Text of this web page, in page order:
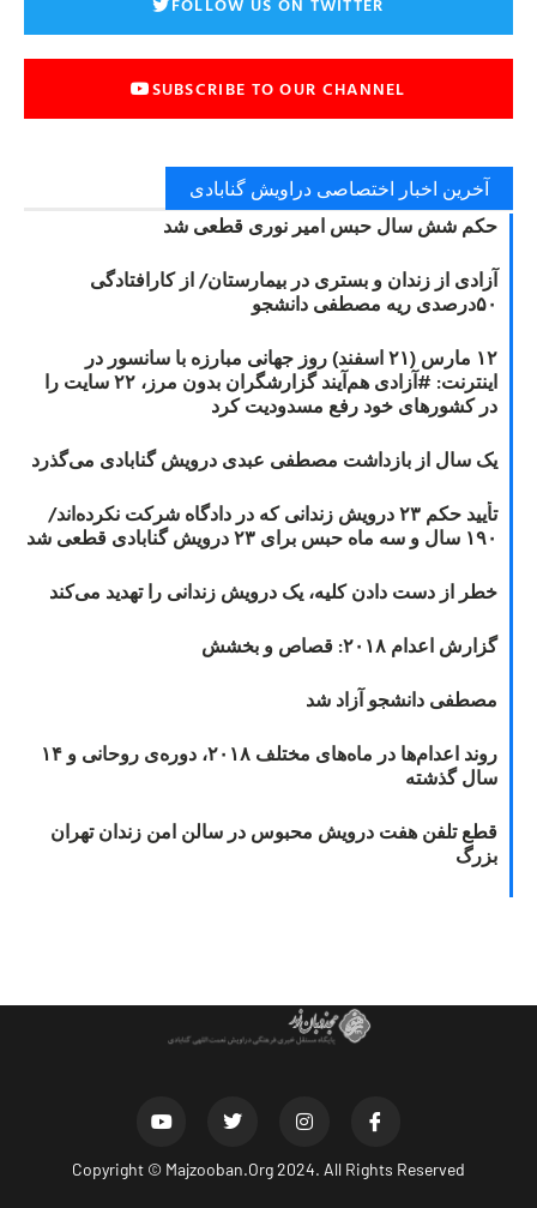
SUBSCRIBE TO OUR CHANNEL
آخرین اخبار اختصاصی دراویش گنابادی
حکم شش سال حبس امیر نوری قطعی شد
آزادی از زندان و بستری در بیمارستان/ از کارافتادگی
۵۰درصدی ریه مصطفی دانشجو
۱۲ مارس (۲۱ اسفند) روز جهانی مبارزه با سانسور در
اینترنت: #آزادی هم‌آیند گزارشگران‌ بدون مرز، ۲۲ سایت را
در کشورهای خود رفع مسدودیت کرد
یک سال از بازداشت مصطفی عبدی درویش گنابادی می‌گذرد
تأیید حکم ۲۳ درویش زندانی که در دادگاه شرکت نکرده‌اند/
۱۹۰ سال و سه ماه حبس برای ۲۳ درویش گنابادی قطعی شد
خطر از دست دادن کلیه، یک درویش زندانی را تهدید می‌کند
گزارش اعدام ۲۰۱۸: قصاص و بخشش
مصطفی دانشجو آزاد شد
روند اعدام‌ها در ماه‌های مختلف ۲۰۱۸، دوره‌ی روحانی و ۱۴
سال گذشته
قطع تلفن هفت درویش محبوس در سالن امن زندان تهران
بزرگ
Copyright © Majzooban.Org2024. All Rights Reserved